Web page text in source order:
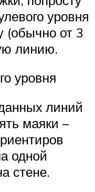
уровня
(обычно от 3
линию.
уровня
линий
маяки –
одной
стене.